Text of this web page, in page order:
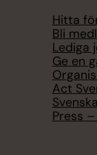
Hitta
Bli
Lediga
Ge en
Act
Press